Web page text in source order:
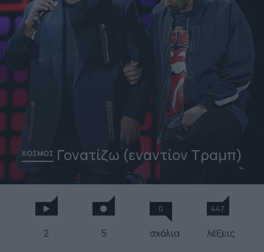
ΚΟΣΜΟΣ Γονατίζω (εναντίον Τραμπ)
2 5
0
σχόλια
447
λέξεις